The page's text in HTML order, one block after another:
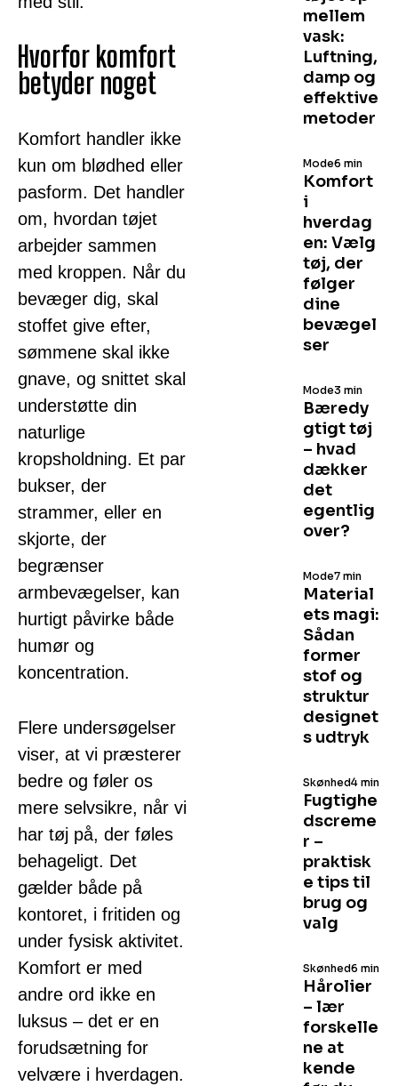
Hvorfor komfort
betyder noget
Komfort handler ikke
kun om blødhed eller
pasform. Det handler
om, hvordan tøjet
arbejder sammen
med kroppen. Når du
bevæger dig, skal
stoffet give efter,
sømmene skal ikke
gnave, og snittet skal
understøtte din
naturlige
kropsholdning. Et par
bukser, der
strammer, eller en
skjorte, der
begrænser
armbevægelser, kan
hurtigt påvirke både
humør og
koncentration.
Flere undersøgelser
viser, at vi præsterer
bedre og føler os
mere selvsikre, når vi
har tøj på, der føles
behageligt. Det
gælder både på
kontoret, i fritiden og
under fysisk aktivitet.
Komfort er med
andre ord ikke en
luksus – det er en
forudsætning for
velvære i hverdagen.
mellem
vask:
Luftning,
damp og
effektive
metoder
Komfort
i
hverdag
en: Vælg
tøj, der
følger
dine
bevægel
ser
Mode6 min
Bæredy
gtigt tøj
– hvad
dækker
det
egentlig
over?
Mode3 min
Material
ets magi:
Sådan
former
stof og
struktur
designet
s udtryk
Mode7 min
Fugtighe
dscreme
r –
praktisk
e tips til
brug og
valg
Skønhed4 min
Hårolier
– lær
forskelle
ne at
kende
Skønhed6 min